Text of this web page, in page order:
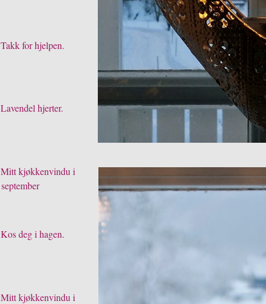
Takk for hjelpen.
Lavendel hjerter.
Mitt kjøkkenvindu i
september
Kos deg i hagen.
Mitt kjøkkenvindu i